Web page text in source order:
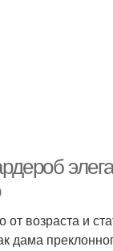
возраста и
дама